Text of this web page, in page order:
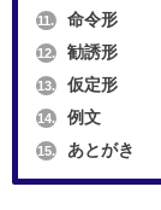
11. 命令形
12. 勧誘形
13. 仮定形
14. 例文
15. あとがき